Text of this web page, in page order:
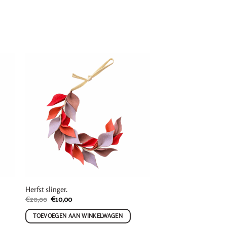
Herfst slinger.
€20,00 Oorspronkelijke
prijs
was:
€20,00.
€10,00Huidige
is:
€10,00.
TOEVOEGEN AAN WINKELWAGEN